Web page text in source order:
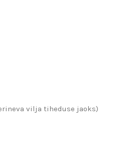
vilja tiheduse jaoks)